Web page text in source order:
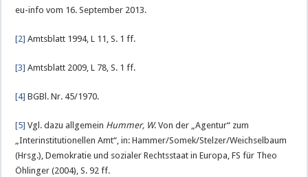
eu-info vom 16. September 2013.
[2] Amtsblatt 1994, L 11, S. 1 ff.
[3] Amtsblatt 2009, L 78, S. 1 ff.
[4] BGBl. Nr. 45/1970.
[5] Vgl. dazu allgemein Hummer, W. Von der „Agentur“ zum
„Interinstitutionellen Amt“, in: Hammer/Somek/Stelzer/Weichselbaum
(Hrsg.), Demokratie und sozialer Rechtsstaat in Europa, FS für Theo
Öhlinger (2004), S. 92 ff.